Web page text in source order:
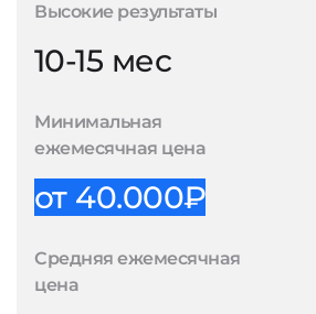
Высокие результаты
10-15 мес
Минимальная
ежемесячная цена
от 40.000₽
Средняя ежемесячная
цена